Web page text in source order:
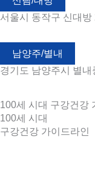
서울시 동작구 신대
남양주/별내
경기도 남양주시 별
100세 시대 구강건강
100세 시대
구강건강 가이드라인